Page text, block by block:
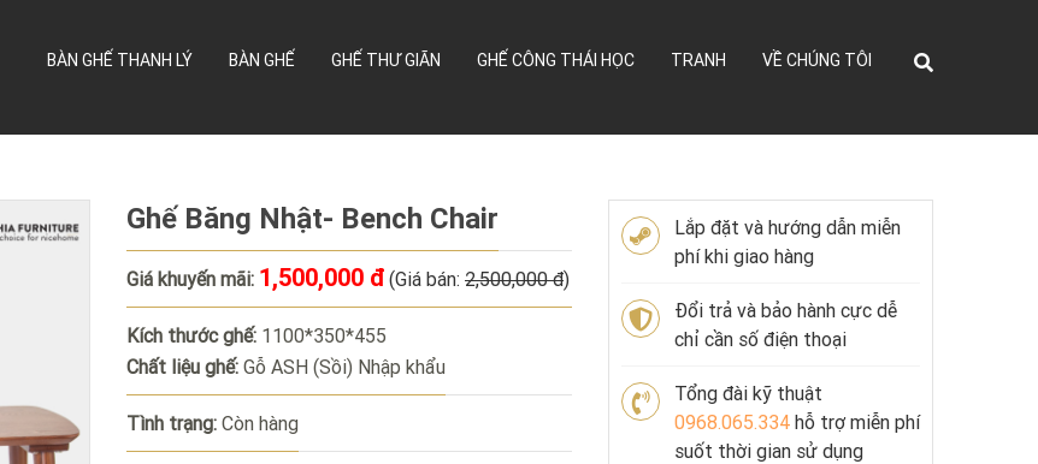
BÀN GHẾ THANH LÝ BÀN GHẾ GHẾ THƯ GIÃN GHẾ CÔNG THÁI HỌC TRANH VỀ CHÚNG TÔI
Ghế Băng Nhật- Bench Chair
Giá khuyến mãi: 1,500,000 đ (Giá bán: 2,500,000 đ)
Kích thước ghế: 1100*350*455
Chất liệu ghế: Gỗ ASH (Sồi) Nhập khẩu
Tình trạng: Còn hàng
Lắp đặt và hướng dẫn miễn
phí khi giao hàng
Đổi trả và bảo hành cực dễ
chỉ cần số điện thoại
Tổng đài kỹ thuật
0968.065.334 hỗ trợ miễn phí
suốt thời gian sử dụng